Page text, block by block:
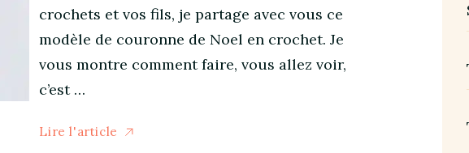
crochets et vos fils, je partage avec vous ce
modèle de couronne de Noel en crochet. Je
vous montre comment faire, vous allez voir,
c’est …
Lire l'article